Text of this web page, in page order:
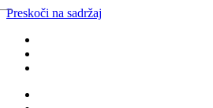
Preskoči na sadržaj